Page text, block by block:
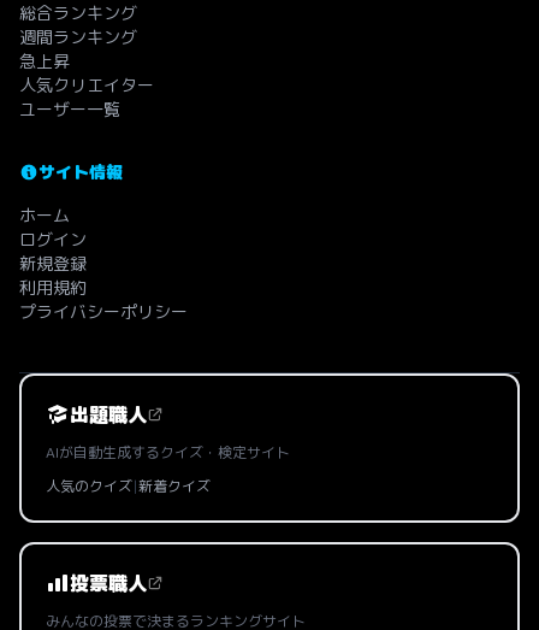
総合ランキング
週間ランキング
急上昇
人気クリエイター
ユーザー一覧
サイト情報
ホーム
ログイン
新規登録
利用規約
プライバシーポリシー
出題職人
AIが自動生成するクイズ・検定サイト
人気のクイズ|新着クイズ
投票職人
みんなの投票で決まるランキングサイト